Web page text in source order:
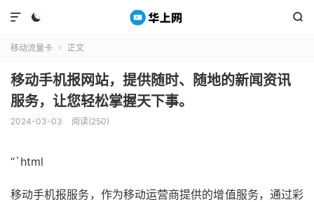
 

移动流量卡  正文
移动手机报网站，提供随时、随地的新闻资讯
服务，让您轻松掌握天下事。
2024-03-03 阅读(250)
“`html
移动手机报服务，作为移动运营商提供的增值服务，通过彩